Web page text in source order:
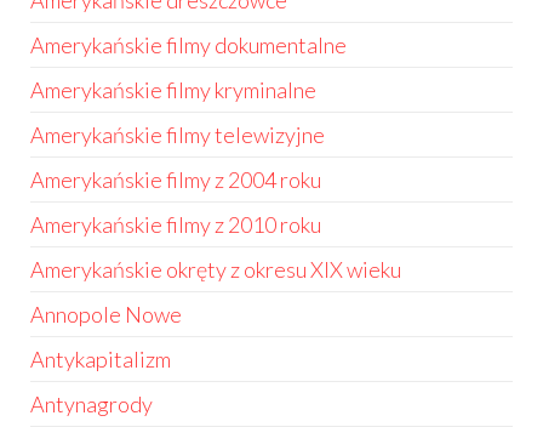
Amerykańskie filmy dokumentalne
Amerykańskie filmy kryminalne
Amerykańskie filmy telewizyjne
Amerykańskie filmy z 2004 roku
Amerykańskie filmy z 2010 roku
Amerykańskie okręty z okresu XIX wieku
Annopole Nowe
Antykapitalizm
Antynagrody